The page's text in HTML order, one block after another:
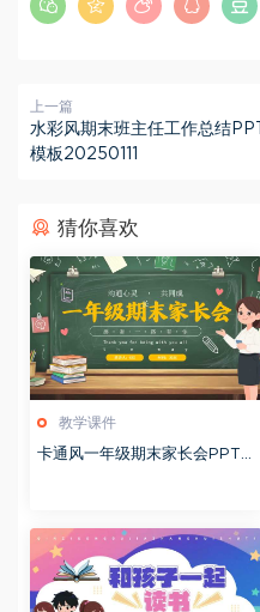
上一篇
水彩风期末班主任工作总结PPT
模板20250111
猜你喜欢
教学课件
卡通风一年级期末家长会PPT